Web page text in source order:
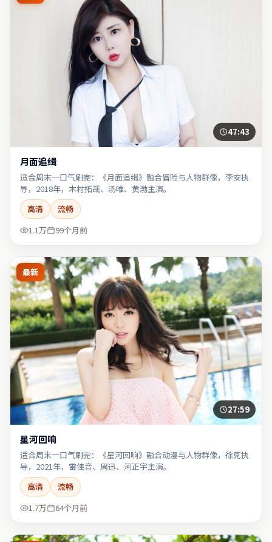
47:43
月面追缉
适合周末一口气刷完：《月面追缉》融合冒险与人物群像，李安执
导，2018年，木村拓哉、汤唯、黄渤主演。
高清
流畅
1.1万
99个月前
最新
27:59
星河回响
适合周末一口气刷完：《星河回响》融合动漫与人物群像，徐克执
导，2021年，雷佳音、周迅、河正宇主演。
高清
流畅
1.7万
64个月前